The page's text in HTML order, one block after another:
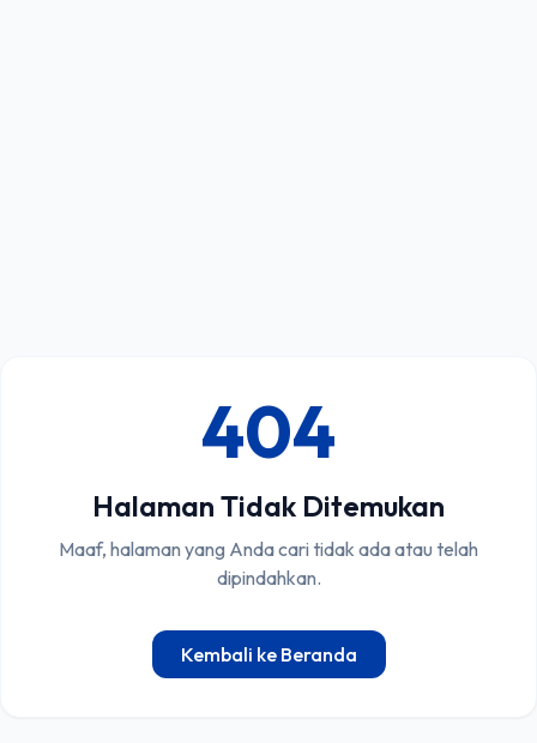
404
Halaman Tidak Ditemukan
Maaf, halaman yang Anda cari tidak ada atau telah
dipindahkan.
Kembali ke Beranda